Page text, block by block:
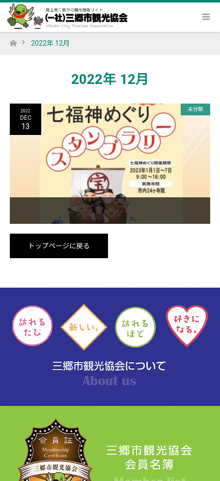
2022年 12月
2022年 12月
2022
DEC
13
未分類
トップページに戻る